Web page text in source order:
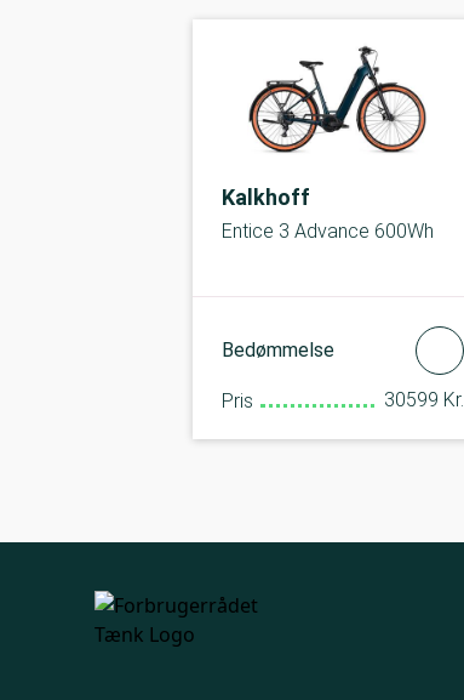
Kalkhoff
Entice 3 Advance 600Wh
Bedømmelse
Pris 30599 Kr.